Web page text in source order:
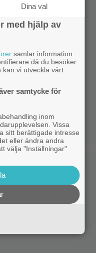
Dina val
med hjälp av
samlar information
då du besöker
kan vi utveckla vårt
samtycke för
inom
Vissa
sitt berättigade intresse
eller ändra andra
välja "Inställningar"